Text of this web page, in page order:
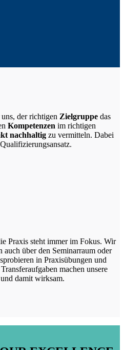
der richtigen Zielgruppe das
Kompetenzen im richtigen
nachhaltig zu vermitteln. Dabei
Praxis steht immer im Fokus. Wir
auch über den Seminarraum oder
in Praxisübungen und
machen unsere
damit wirksam.